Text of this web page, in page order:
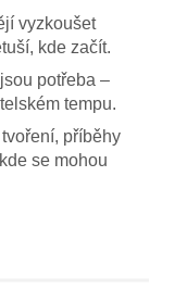
vyzkoušet
kde začít.
potřeba –
tempu.
příběhy
se mohou